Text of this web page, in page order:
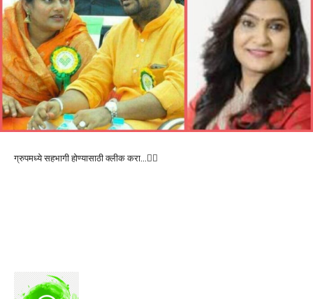
ग्रुपमध्ये सहभागी होण्यासाठी क्लीक करा…👆🏻